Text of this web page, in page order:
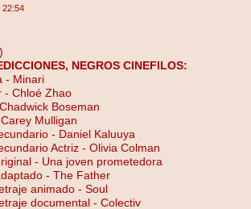
22:54
NEGROS CINEFILOS:
- Minari
- Chloé Zhao
Boseman
Mulligan
- Daniel Kaluuya
Actriz - Olivia Colman
- Una joven prometedora
- The Father
animado - Soul
documental - Colectiv